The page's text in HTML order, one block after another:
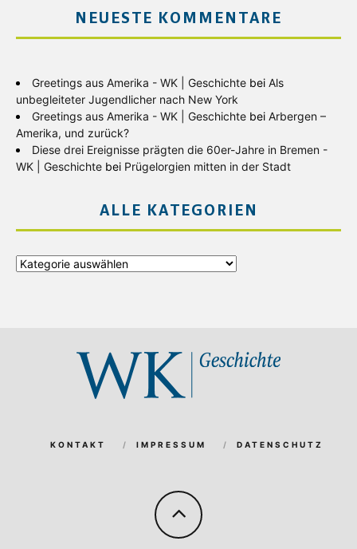
NEUESTE KOMMENTARE
Greetings aus Amerika - WK | Geschichte bei Als
unbegleiteter Jugendlicher nach New York
Greetings aus Amerika - WK | Geschichte bei Arbergen –
Amerika, und zurück?
Diese drei Ereignisse prägten die 60er-Jahre in Bremen -
WK | Geschichte bei Prügelorgien mitten in der Stadt
ALLE KATEGORIEN
Alle
KONTAKT IMPRESSUM DATENSCHUTZ